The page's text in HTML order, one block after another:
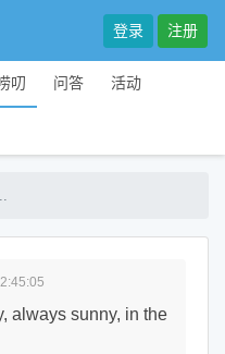
登录 注册
叨 问答 活动
always sunny, in the